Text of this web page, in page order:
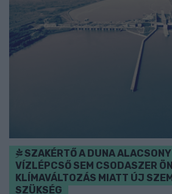
SZAKÉRTŐ A DUNA
VÍZLÉPCSŐ SEM CSODASZER
KLÍMAVÁLTOZÁS MIATT ÚJ
SZÜKSÉG